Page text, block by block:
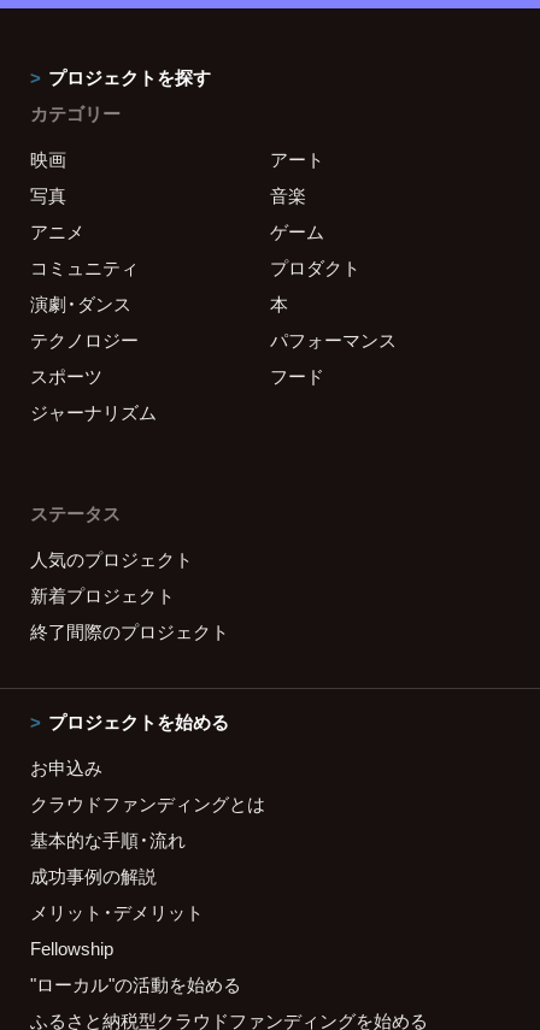
プロジェクトを探す
カテゴリー
映画
アート
写真
音楽
アニメ
ゲーム
コミュニティ
プロダクト
演劇・ダンス
本
テクノロジー
パフォーマンス
スポーツ
フード
ジャーナリズム
ステータス
人気のプロジェクト
新着プロジェクト
終了間際のプロジェクト
プロジェクトを始める
お申込み
クラウドファンディングとは
基本的な手順・流れ
成功事例の解説
メリット・デメリット
Fellowship
"ローカル"の活動を始める
ふるさと納税型クラウドファンディングを始める